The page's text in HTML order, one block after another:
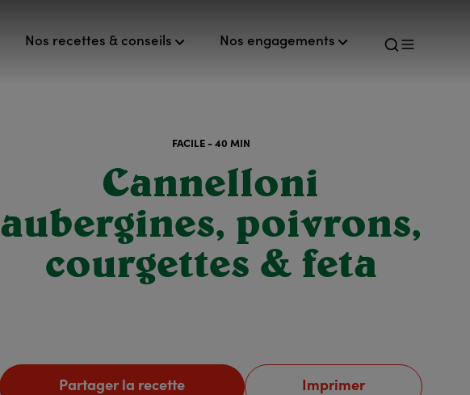
Nos recettes & conseils Nos engagements
FACILE - 40 MIN
Cannelloni
aubergines, poivrons,
courgettes & feta
Partager la recette Imprimer